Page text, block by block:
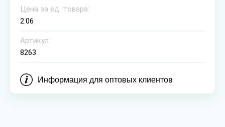
Цена за ед. товара:
2.06
Артикул:
8263
Информация для оптовых клиентов